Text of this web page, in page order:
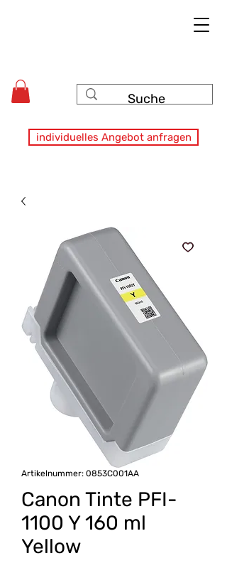
individuelles Angebot anfragen
Artikelnummer: 0853C001AA
Canon Tinte PFI-
1100 Y 160 ml
Yellow